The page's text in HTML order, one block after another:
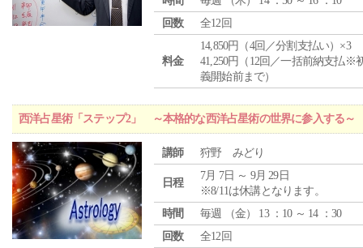
回数
全12回
料金
14,850円（4回／分割支払い）×3
41,250円（12回／一括前納支払※
義開始前まで）
西洋占星術「ステップ2」 ～本格的な西洋占星術の世界に参入する～
講師 狩野 みどり
日程
7月 7日 ～ 9月 29日
※8/11は休講となります。
時間
毎週 （金） 13 ：10 ～ 14 ：30
回数
全12回